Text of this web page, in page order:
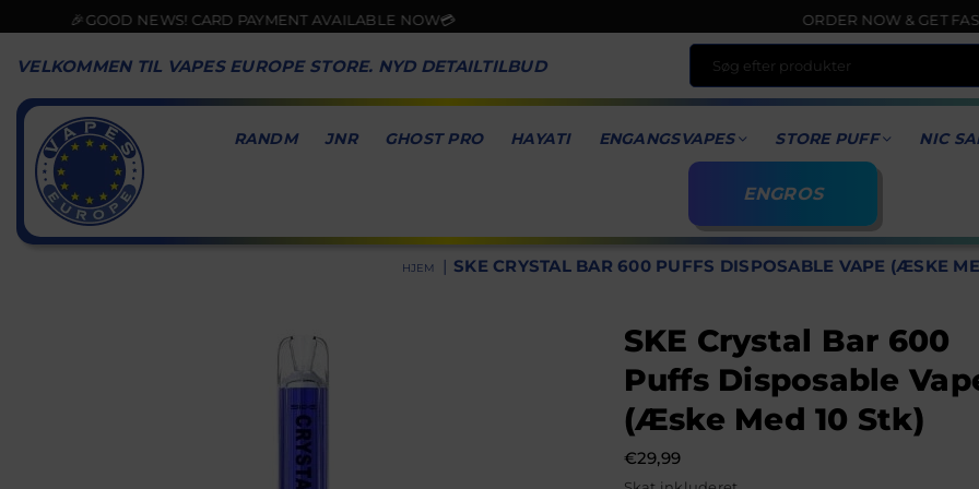
🎉GOOD NEWS! CARD PAYMENT AVAILABLE NOW💳 ORDER NOW & GET FASTEST
VELKOMMEN TIL VAPES EUROPE STORE. NYD DETAILTILBUD
VAPES
EUROPE
RANDM JNR GHOST PRO HAYATI ENGANGSVAPES STORE PUFF NIC
ENGROS
HJEM | SKE CRYSTAL BAR 600 PUFFS DISPOSABLE VAPE (ÆSKE
SKE Crystal Bar 600
Puffs Disposable
(æske Med 10 Stk)
Normal
€29,99